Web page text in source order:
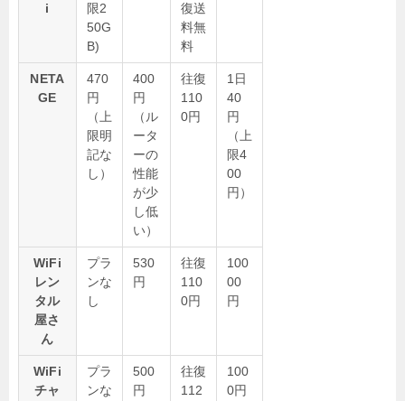
i
限2
50G
B)
復送
料無
料
NETA
GE
470
円
（上
限明
記な
し）
400
円
（ル
ータ
ーの
性能
が少
し低
い）
往復
110
0円
1日
40
円
（上
限4
00
円）
WiFi
レン
タル
屋さ
ん
プラ
ンな
し
530
円
往復
110
0円
100
00
円
WiFi
チャ
プラ
ンな
500
円
往復
112
100
0円